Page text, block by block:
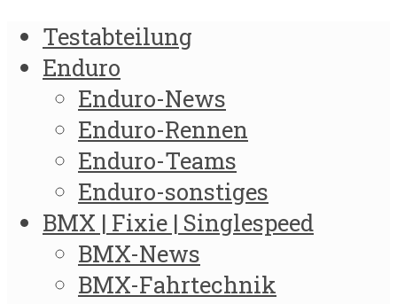
Testabteilung
Enduro
Enduro-News
Enduro-Rennen
Enduro-Teams
Enduro-sonstiges
BMX | Fixie | Singlespeed
BMX-News
BMX-Fahrtechnik